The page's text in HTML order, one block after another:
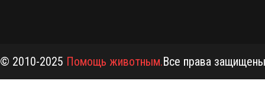
© 2010-2025 Помощь животным.Все права защищены